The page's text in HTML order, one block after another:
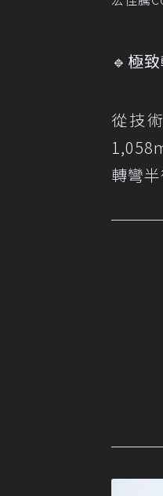
🔹極
從技
轉彎半